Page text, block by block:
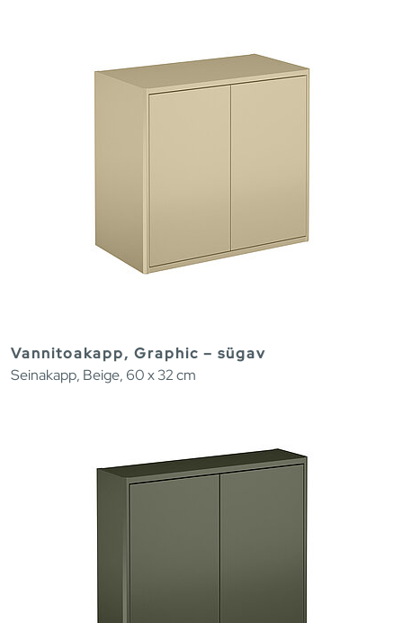
Vannitoakapp, Graphic – sügav
Seinakapp, Beige, 60 x 32 cm